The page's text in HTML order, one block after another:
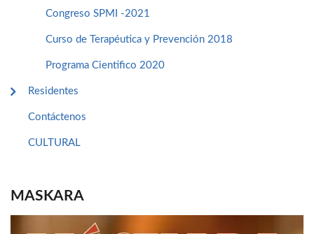
Congreso SPMI -2021
Curso de Terapéutica y Prevención 2018
Programa Cientifico 2020
Residentes
Contáctenos
CULTURAL
MASKARA